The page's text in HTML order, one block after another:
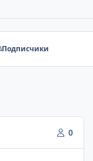
Подписчики
0